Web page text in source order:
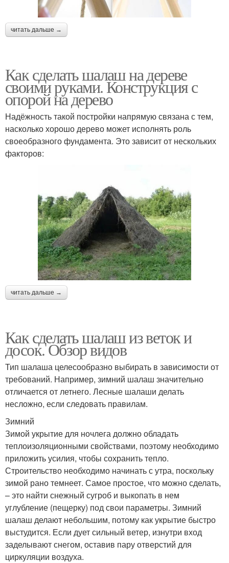
читать дальше →
Как сделать шалаш на дереве
своими руками. Конструкция с
опорой на дерево
Надёжность такой постройки напрямую связана с тем,
насколько хорошо дерево может исполнять роль
своеобразного фундамента. Это зависит от нескольких
факторов:
читать дальше →
Как сделать шалаш из веток и
досок. Обзор видов
Тип шалаша целесообразно выбирать в зависимости от
требований. Например, зимний шалаш значительно
отличается от летнего. Лесные шалаши делать
несложно, если следовать правилам.
Зимний
Зимой укрытие для ночлега должно обладать
теплоизоляционными свойствами, поэтому необходимо
приложить усилия, чтобы сохранить тепло.
Строительство необходимо начинать с утра, поскольку
зимой рано темнеет. Самое простое, что можно сделать,
– это найти снежный сугроб и выкопать в нем
углубление (пещерку) под свои параметры. Зимний
шалаш делают небольшим, потому как укрытие быстро
выстудится. Если дует сильный ветер, изнутри вход
заделывают снегом, оставив пару отверстий для
циркуляции воздуха.